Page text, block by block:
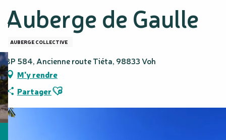
Auberge de Gaulle
AUBERGE COLLECTIVE
BP 584, Ancienne route Tiéta, 98833 Voh
M'y rendre
PartagerAjouter aux favoris